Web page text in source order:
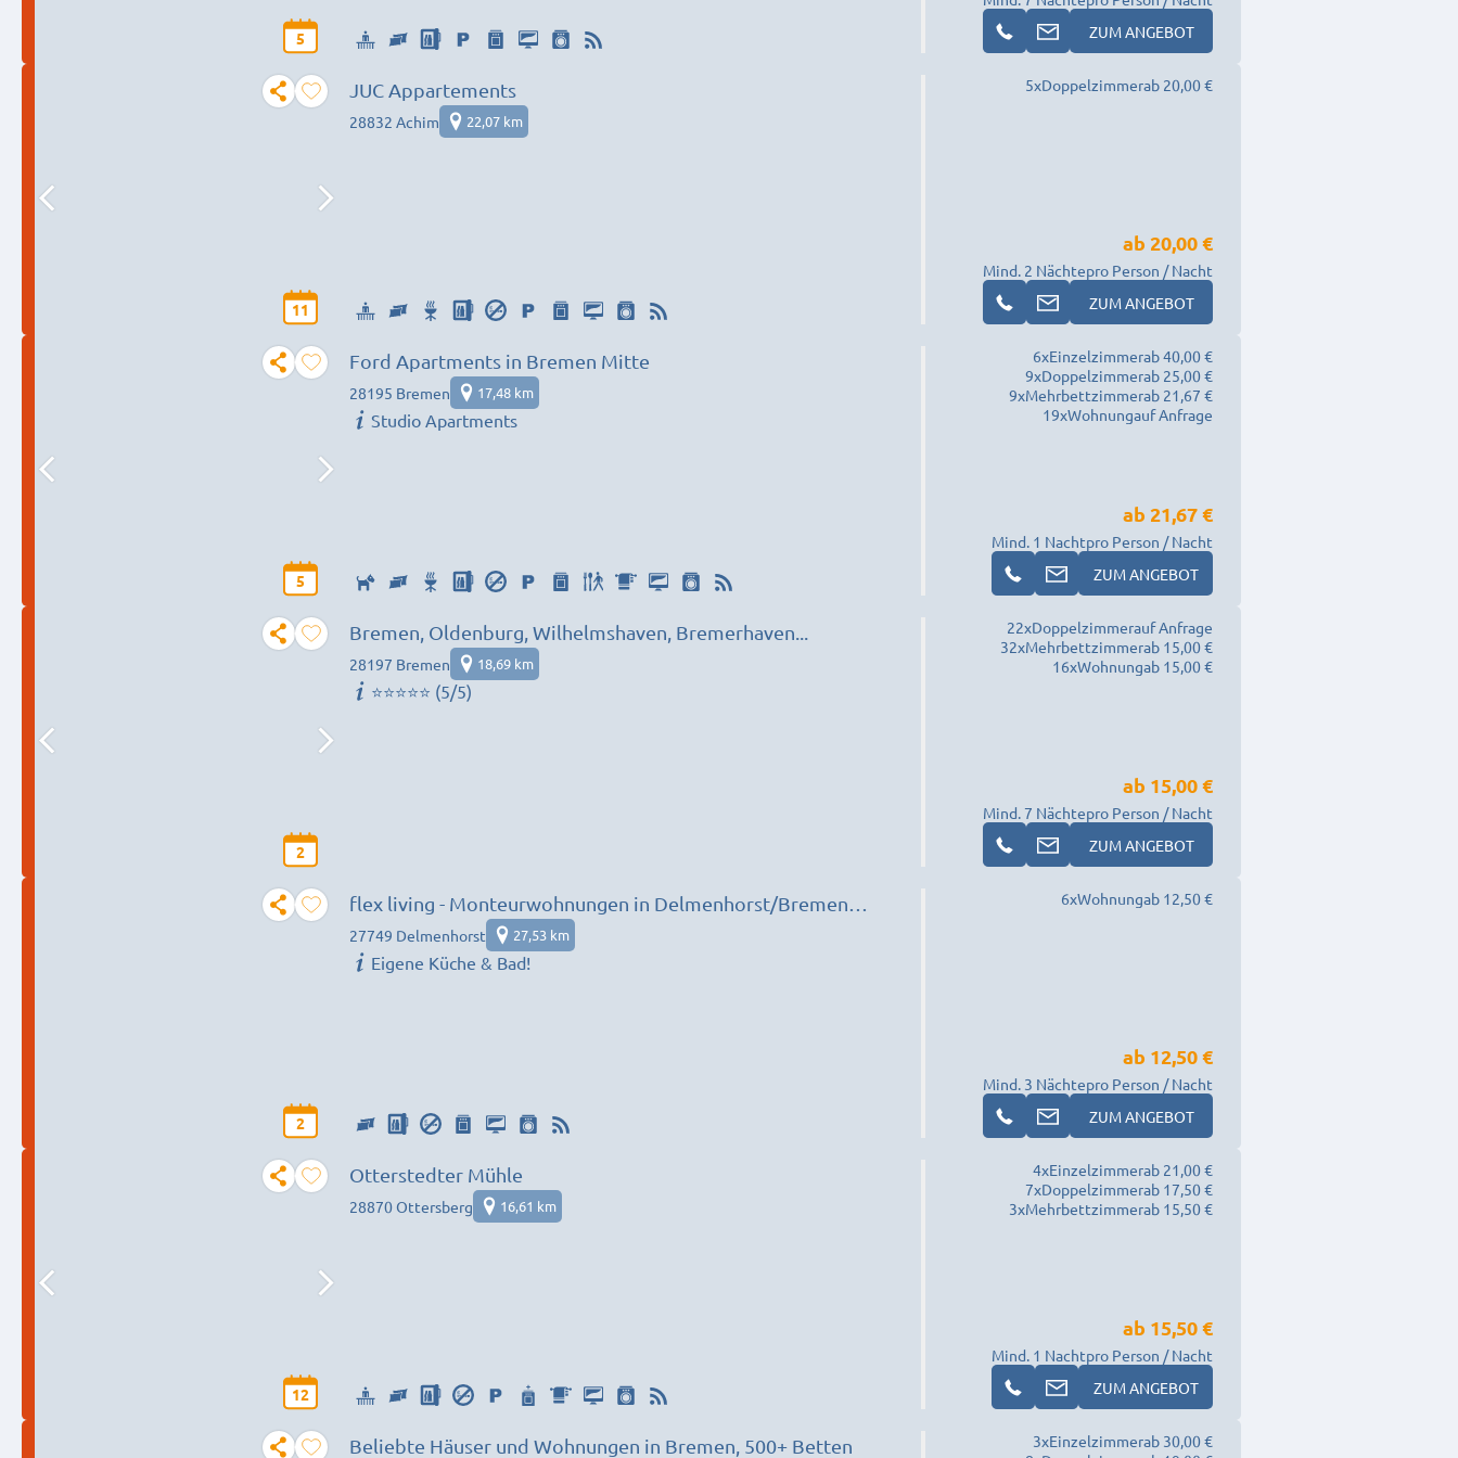
5
ZUM ANGEBOT
11
JUC Appartements
28832 Achim 22,07 km
5xDoppelzimmerab 20,00 €
Mind. 2 Nächte
ab 20,00 €
pro Person / Nacht
ZUM ANGEBOT
5
Ford Apartments in Bremen Mitte
28195 Bremen 17,48 km
Studio Apartments
6xEinzelzimmerab 40,00 €
9xDoppelzimmerab 25,00 €
9xMehrbettzimmerab 21,67 €
19xWohnungauf Anfrage
Mind. 1 Nacht
ab 21,67 €
pro Person / Nacht
ZUM ANGEBOT
2
Bremen, Oldenburg, Wilhelmshaven, Bremerhaven...
28197 Bremen 18,69 km
⭐️⭐️⭐️⭐️⭐️ (5/5)
22xDoppelzimmerauf Anfrage
32xMehrbettzimmerab 15,00 €
16xWohnungab 15,00 €
Mind. 7 Nächte
ab 15,00 €
pro Person / Nacht
ZUM ANGEBOT
2
flex living - Monteurwohnungen in Delmenhorst/Bremen
(DEU-EN-PL-HU-RU)
27749 Delmenhorst 27,53 km
Eigene Küche & Bad!
6xWohnungab 12,50 €
Mind. 3 Nächte
ab 12,50 €
pro Person / Nacht
ZUM ANGEBOT
12
Otterstedter Mühle
28870 Ottersberg 16,61 km
4xEinzelzimmerab 21,00 €
7xDoppelzimmerab 17,50 €
3xMehrbettzimmerab 15,50 €
Mind. 1 Nacht
ab 15,50 €
pro Person / Nacht
ZUM ANGEBOT
Beliebte Häuser und Wohnungen in Bremen, 500+ Betten 3xEinzelzimmerab 30,00 €